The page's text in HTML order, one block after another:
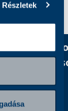
Részletek
Új